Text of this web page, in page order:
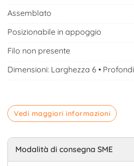
Assemblato
Posizionabile in appoggio
Filo non presente
Dimensioni: Larghezza 6 •
Vedi maggiori informazioni
Modalità di consegna SME